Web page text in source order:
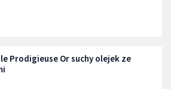
Prodigieuse Or suchy olejek ze